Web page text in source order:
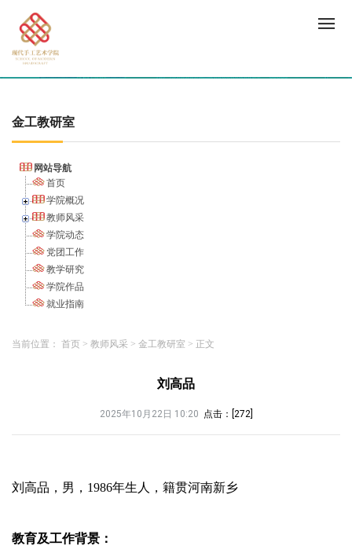
金工教研室
网站导航
首页
学院概况
教师风采
学院动态
党团工作
教学研究
学院作品
就业指南
当前位置： 首页 > 教师风采 > 金工教研室 > 正文
刘高品
2025年10月22日 10:20 点击：[ 272]
刘高品，男，1986年生人，籍贯河南新乡
教育及工作背景：